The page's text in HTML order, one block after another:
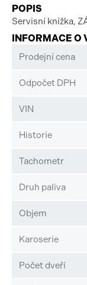
POPIS
Servisní knížka,
INFORMACE O
Prodejní cena
Odpočet DPH
VIN
Historie
Tachometr
Druh paliva
Objem
Karoserie
Počet dveří